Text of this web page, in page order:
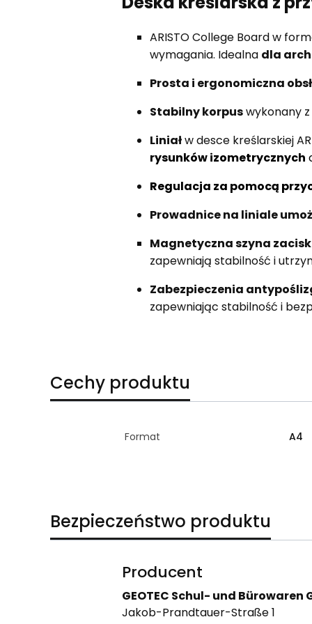
ARISTO College Board w
wymagania. Idealna dla
Prosta i ergonomiczna
Stabilny korpuswykonany z
Liniałw desce kreślarskiej
rysunków izometrycznych
Regulacja za pomocą
Prowadnice na liniale
Magnetyczna szyna
zapewniają stabilność i
Zabezpieczenia
zapewniając stabilność i
Cechy produktu
Format A4
Bezpieczeństwo produktu
Producent
GEOTEC Schul- und Bürowaren
Jakob-Prandtauer-Straße 1